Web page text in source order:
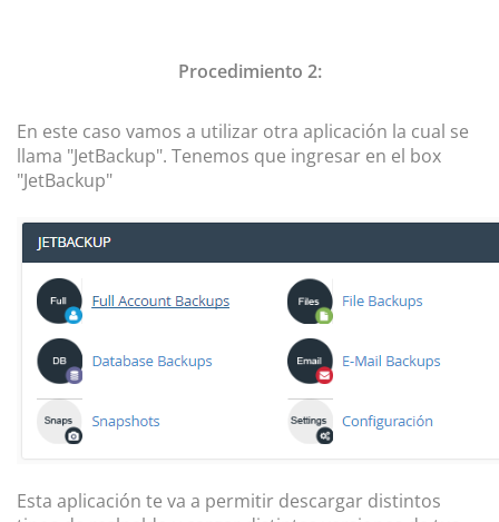
Procedimiento 2:
En este caso vamos a utilizar otra aplicación la cual se
llama "JetBackup". Tenemos que ingresar en el box
"JetBackup"
Esta aplicación te va a permitir descargar distintos